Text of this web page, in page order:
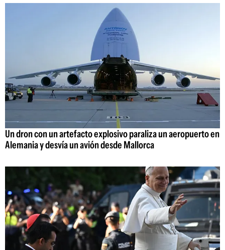
Un dron con un artefacto explosivo paraliza un aeropuerto en
Alemania y desvía un avión desde Mallorca